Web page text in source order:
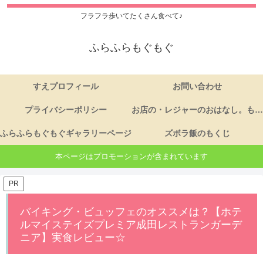
フラフラ歩いてたくさん食べて♪
ふらふらもぐもぐ
すえプロフィール お問い合わせ
プライバシーポリシー お店の・レジャーのおはなし。もくじ
ふらふらもぐもぐギャラリーページ ズボラ飯のもくじ
本ページはプロモーションが含まれています
PR
バイキング・ビュッフェのオススメは？【ホテ
ルマイステイズプレミア成田レストランガーデ
ニア】実食レビュー☆